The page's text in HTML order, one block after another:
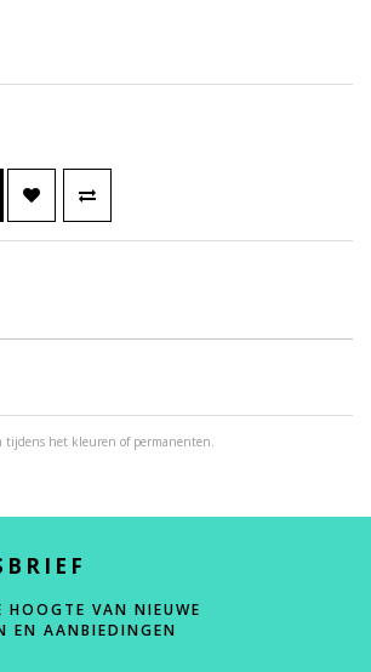
tijdens het kleuren of permanenten.
HOOGTE VAN NIEUWE
EN AANBIEDINGEN